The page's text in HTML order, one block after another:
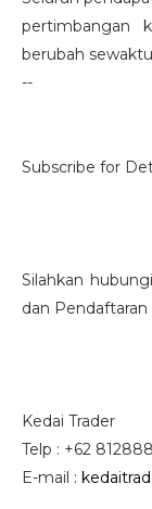
pertimbangan
berubah
--
Subscribe for
Silahkan
dan
Kedai Trader
Telp : +62
E-mail :